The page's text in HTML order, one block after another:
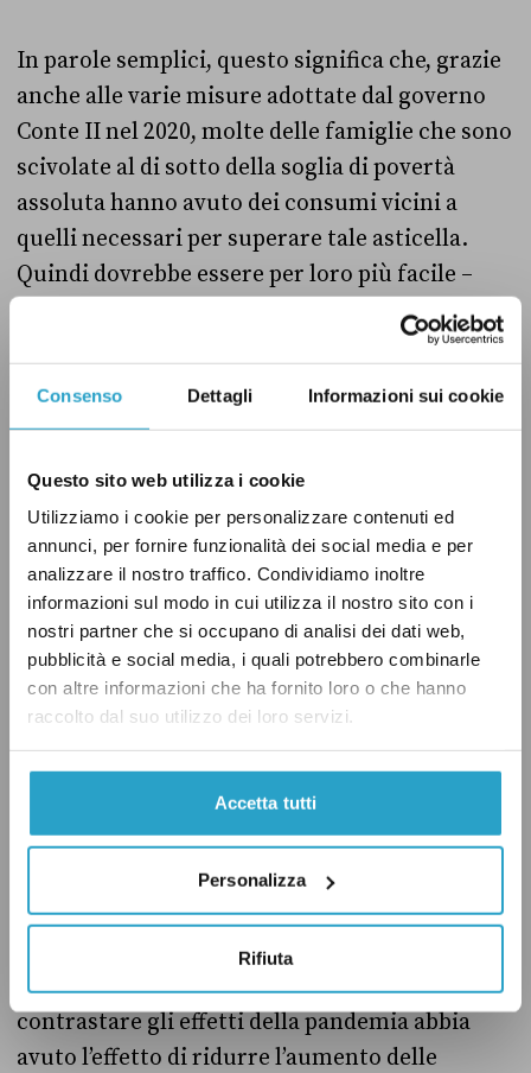
Consenso Dettagli Informazioni sui cookie
Questo sito web utilizza i cookie
Utilizziamo i cookie per personalizzare contenuti ed
annunci, per fornire funzionalità dei social media e per
analizzare il nostro traffico. Condividiamo inoltre
informazioni sul modo in cui utilizza il nostro sito con i
nostri partner che si occupano di analisi dei dati web,
pubblicità e social media, i quali potrebbero combinarle
con altre informazioni che ha fornito loro o che hanno
raccolto dal suo utilizzo dei loro servizi.
Accetta tutti
Personalizza
Rifiuta
In parole semplici, questo significa che, grazie
anche alle varie misure adottate dal governo
Conte II nel 2020, molte delle famiglie che sono
scivolate al di sotto della soglia di povertà
assoluta hanno avuto dei consumi vicini a
quelli necessari per superare tale asticella.
Quindi dovrebbe essere per loro più facile –
quando la situazione dovesse migliorare –
uscire dalla condizione di povertà assoluta.
anche da uno studio della Banca d’Italia del
settembre 2020, dove si dice che «il RdC riduce
il numero di poveri assoluti (l’incidenza della
povertà) e, soprattutto, ne attenua la
condizione di bisogno (l’intensità della
povertà)». Tuttavia, secondo i ricercatori di
Palazzo Koch, lo strumento andrebbe
povertà (i limiti del Rdc sono una questione di
ci siamo occupatianche in una nostra
analisi).
Sempre uno studio di Banca d’Italia, pubblicato
rilevapoi come il complesso
delle misure adottate dal governo per
contrastare gli effetti della pandemia abbia
avuto l’effetto di ridurre l’aumento delle